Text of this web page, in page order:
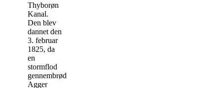
Thyborøn
Kanal.
Den blev
dannet den
3. februar
1825, da
en
stormflod
gennembrød
Agger